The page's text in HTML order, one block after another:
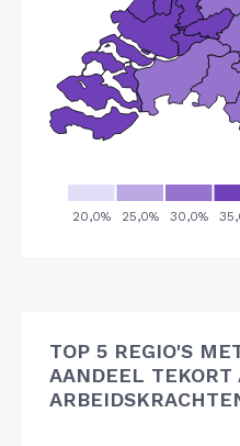
TOP 5 REGIO'S
AANDEEL TEKORT